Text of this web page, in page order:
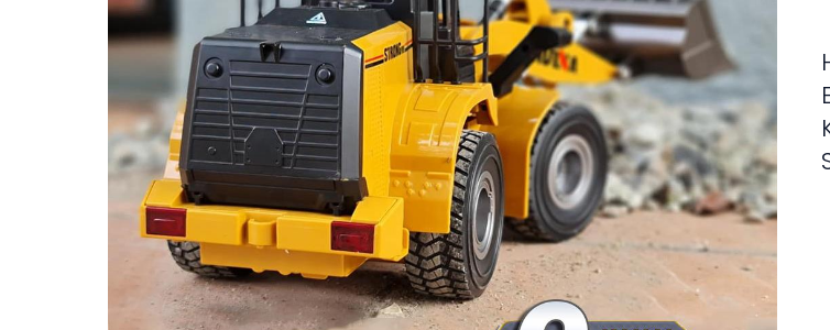
www.huinarc.com.tr bir Oyuncakhobi Teknolojik Ürünler Ticaret A.Ş. iştirakidir.